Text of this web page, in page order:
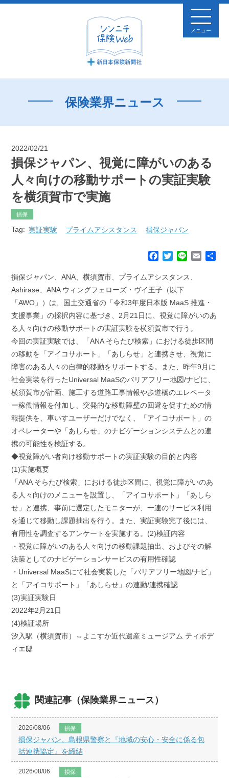
メニュー
保険業界ニュース
2022/02/21
損保ジャパン、視覚に障がいのある
人々向けの移動サポートの実証実験
を横須賀市で実施
損保
Tag: 実証実験 プライムアシスタンス 損保ジャパン
c
e
o
o
k
T
i
t
e
r
n
E
損保ジャパン、ANA、横須賀市、プライムアシスタンス、
Ashirase、ANA ウィングフェローズ・ヴイ王子（以下
「AWO」）は、国土交通省の「令和3年度日本版 MaaS 推進・
支援事業」の採択内容に基づき、2月21日に、視覚に障がいのあ
る人々向けの移動サポートの実証実験を横須賀市で行う。
今回の実証実験では、「ANA そらたび検索」における徒歩区間
の移動を「アイコサポート」「あしらせ」と連携させ、視覚に
障害のある人々の自律的移動をサポートする。また、昨年9月に
社会実装を行ったUniversal MaaSのバリアフリー地図/ナビに、
横須賀市が計画、施工する道路工事情報や歩道橋のエレベータ
ー稼働情報を付加し、突発的な移動障壁の回避を促すための情
報提供を、車いすユーザーだけでなく、「アイコサポート」の
オペレーターや「あしらせ」のナビゲーションシステムとの連
携の可能性を検証する。
◆視覚障がい者向け移動サポートの実証実験の目的と内容
(1)実施概要
「ANA そらたび検索」における徒歩区間に、視覚に障がいのあ
る人々向けのメニューを設置し、「アイコサポート」「あしら
せ」と連携、事前に選定したモニターが、一連のサービス利用
を通じて移動し課題抽出を行う。また、実証実験完了後には、
有用性を調査するアンケートを実施する。(2)検証内容
・視覚に障がいのある人々向けの移動課題抽出、およびその解
決策としてのナビゲーションサービスの有用性確認
・Universal MaaSにて社会実装した「バリアフリー地図/ナビ」
と「アイコサポート」「あしらせ」の連動/連携確認
(3)実証実験日
2022年2月21日
(4)検証場所
汐入駅（横須賀市）⇔よこすか近代遺産ミュージアム ティボデ
ィエ邸
関連記事（保険業界ニュース）
2026/08/06 損保
損保ジャパン、島根県警察と『地域の安心・安全に係る包
括連携協定』を締結
2026/08/06 損保